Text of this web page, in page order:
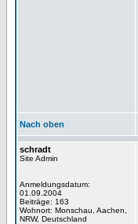
Nach oben
schradt
Site Admin
Anmeldungsdatum:
01.09.2004
Beiträge: 163
Wohnort: Monschau, Aachen,
NRW, Deutschland